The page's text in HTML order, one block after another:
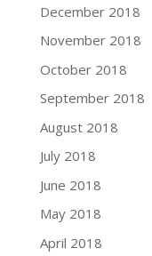
December 2018
November 2018
October 2018
September 2018
August 2018
July 2018
June 2018
May 2018
April 2018